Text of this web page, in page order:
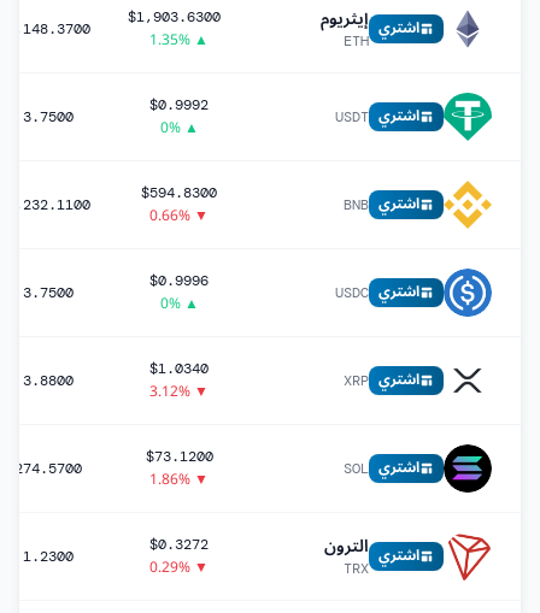
اشتري إيثريوم
ETH
$1,903.6300
▲ 1.35%
7,148.3700
اشتري USDT
$0.9992
▲ 0%
3.7500
اشتري BNB
$594.8300
▼ 0.66%
2,232.1100
اشتري USDC
$0.9996
▲ 0%
3.7500
اشتري XRP
$1.0340
▼ 3.12%
3.8800
اشتري SOL
$73.1200
▼ 1.86%
274.5700
اشتري الترون
TRX
$0.3272
▼ 0.29%
1.2300